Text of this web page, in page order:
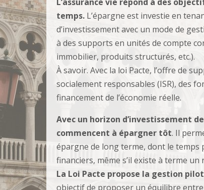
temps. L’épargne est investie en
d’investissement avec un mode de
à des supports en unités de compte
immobilier, produits structurés, etc.).
À savoir. Avec la loi Pacte, l’offre de
socialement responsables (ISR), des
financement de l’économie réelle.
Avec un horizon d’investissement
commencent à épargner tôt. Il
épargne de long terme, dont le temps
financiers, même s’il existe à terme
La Loi Pacte propose la gestion
objectif de proposer un équilibre